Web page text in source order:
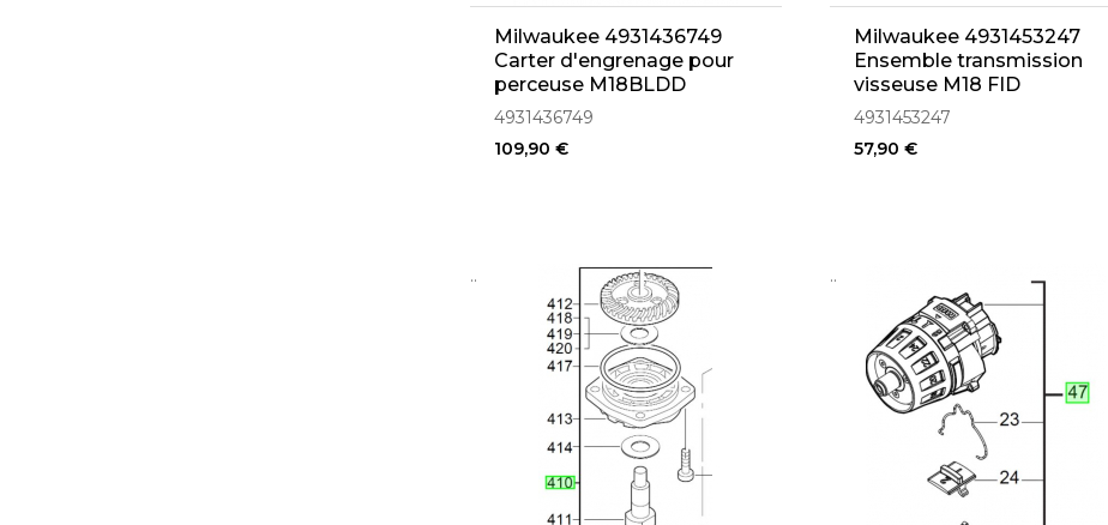
Milwaukee 4931436749
Carter d'engrenage pour
perceuse M18BLDD
4931436749
109,90 €
Milwaukee 4931453247
Ensemble transmission
visseuse M18 FID
4931453247
57,90 €
.. ..